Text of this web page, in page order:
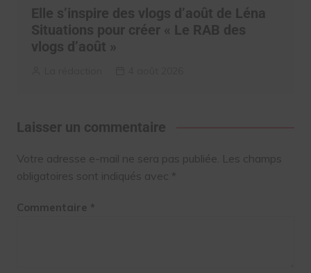
Elle s’inspire des vlogs d’août de Léna
Situations pour créer « Le RAB des
vlogs d’août »
Laisser un commentaire
Votre adresse e-mail ne sera pas publiée. Les champs
obligatoires sont indiqués avec *
Commentaire *